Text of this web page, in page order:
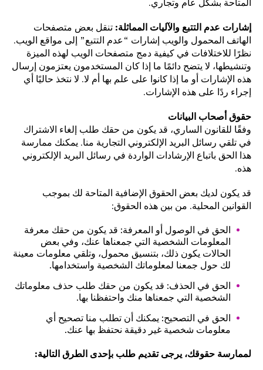
إشارات عدم التتبع والآليات المماثلة: تنقل بعض متصفحات
الهاتف المحمول والويب إشارات “عدم التتبع” إلى مواقع الويب.
نظرًا للاختلافات في كيفية دمج متصفحات الويب لهذه الميزة
وتنشيطها، لا يتضح دائمًا ما إذا كان المستخدمون يعتزمون إرسال
هذه الإشارات أو ما إذا كانوا على علم بها أم لا. لا نتخذ حاليًا أي
إجراء ردًا على هذه الإشارات.
حقوق أصحاب البيانات
وفقًا للقانون الساري، قد يكون من حقك طلب إلغاء الاشتراك
في تلقي رسائل البريد الإلكتروني التجارية منا. يمكنك ممارسة
هذا الحق باتباع الإرشادات الواردة في رسائل البريد الإلكتروني
هذه.
قد يكون لديك بعض الحقوق الإضافية المتاحة لك بموجب
القوانين المحلية. من بين هذه الحقوق:
الحق في الوصول أو المعرفة: قد يكون من حقك معرفة
المعلومات الشخصية التي جمعناها عنك، وفي بعض
الحالات يكون ذلك، بتنسيق محمول، وتلقي معلومات معينة
لك حول جمعنا لمعلوماتك الشخصية واستخدامها.
الحق في الحذف: قد يكون من حقك طلب حذف معلوماتك
الشخصية التي جمعناها منك واحتفظنا بها.
الحق في التصحيح: يمكنك أن تطلب منا تصحيح أي
معلومات شخصية غير دقيقة نحتفظ بها عنك.
لممارسة حقوقك، يرجى تقديم طلب بإحدى الطرق التالية: